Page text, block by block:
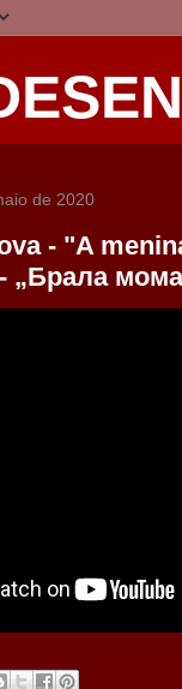
de 2020
- "A
„Брала